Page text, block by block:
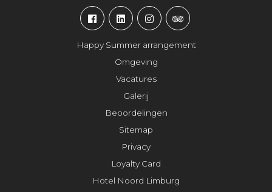
Happy Summer arrangement
Omgeving
Vacatures
Galerij
Beoordelingen
Sitemap
Privacy
Loyalty Card
Hotel Noord Limburg